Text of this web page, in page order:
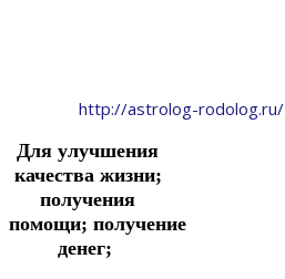
http://astrolog-rodolog.ru/
Для улучшения
качества жизни;
получения
помощи; получение
денег;